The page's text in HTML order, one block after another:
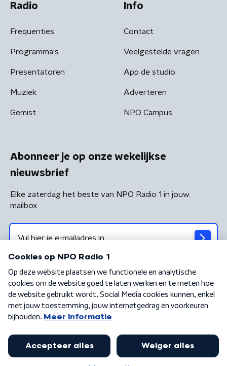
Radio
Frequenties
Programma's
Presentatoren
Muziek
Gemist
Info
Contact
Veelgestelde vragen
App de studio
Adverteren
NPO Campus
Abonneer je op onze wekelijkse
nieuwsbrief
Elke zaterdag het beste van NPO Radio 1 in jouw
mailbox
Algemene voorwaarden